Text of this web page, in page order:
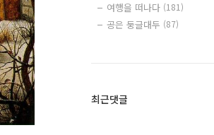
여행을 떠나다 (181)
공은 둥글대두 (87)
최근댓글